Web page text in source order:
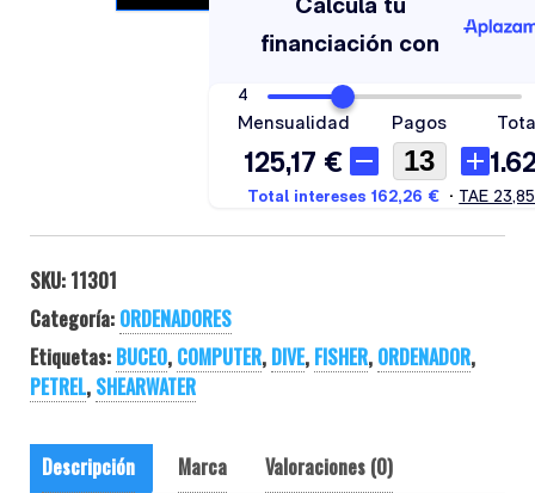
SKU: 11301
Categoría: ORDENADORES
Etiquetas: BUCEO, COMPUTER, DIVE, FISHER, ORDENADOR,
PETREL, SHEARWATER
Descripción Marca Valoraciones (0)